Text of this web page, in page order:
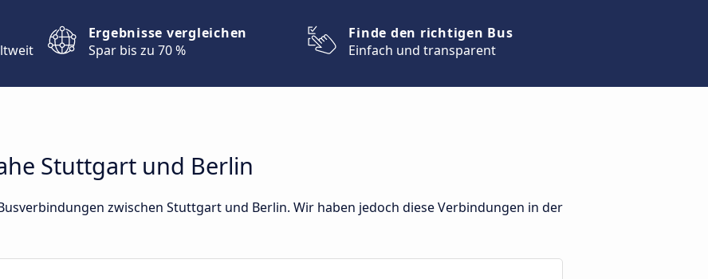
Ergebnisse vergleichen
Spar bis zu 70 %
Finde den richtigen Bus
Einfach und transparent
Stuttgart und Berlin
zwischen Stuttgart und Berlin. Wir haben jedoch diese Verbindungen in der